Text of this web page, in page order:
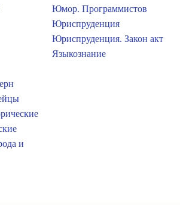
и
Юмор. Программистов
Юриспруденция
Юриспруденция. Закон акт
Языкознание